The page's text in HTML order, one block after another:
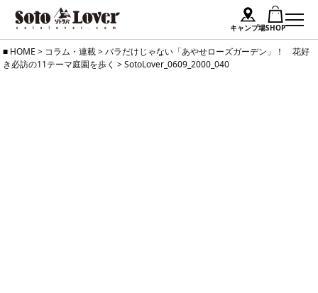
キャンプ場SHOP
Skip
to
HOME > コラム・連載>バラだけじゃない「あやせローズガーデン」！ 花好
き必訪の11テーマ庭園を歩く >SotoLover_0609_2000_040